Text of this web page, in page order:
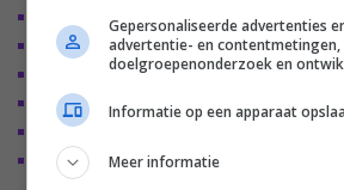
Apple Airplay
Bluetooth
Roon Ready
HDMI Arc voor directe verbinding
Analoge Line Level input (RCA en
SmartThings Ready
Gepersonaliseerde advertenties
advertentie- en contentmetingen,
doelgroepenonderzoek en
Informatie op een apparaat
Meer informatie